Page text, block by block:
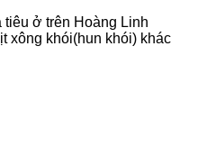
tiêu ở trên Hoàng Linh
xông khói(hun khói) khác